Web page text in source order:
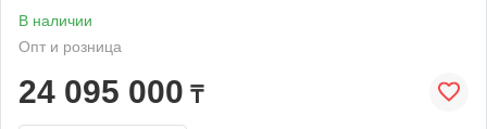
В наличии
Опт и розница
24 095 000 ₸